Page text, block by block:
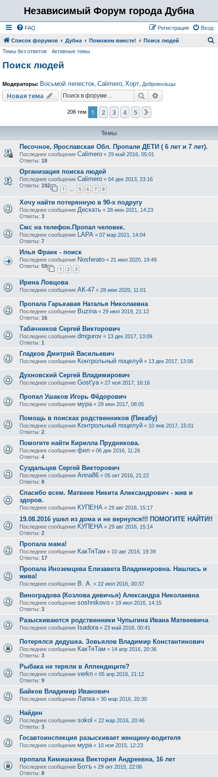
Независимый Форум города Дубна
FAQ Вход
Регистрация
Список форумов Дубна Поможем вместе! Поиск людей
Темы без ответов Активные темы
Поиск людей
Модераторы: Восьмой лепесток Calimero Хорт Добровольцы
Новая тема Поиск
206 тем 1 2 3 4 5
Темы
Песочное, Ярославская Обл. Пропали ДЕТИ ( 6 лет и 7 лет).
Последнее сообщение Calimero « 29 май 2016, 05:01
Ответы: 18
Организация поиска людей
Последнее сообщение Calimero « 04 дек 2013, 23:16
Ответы: 192
1 … 5 6 7 8
Хочу найти потерянную в 90-х подругу
Последнее сообщение Дескать « 28 июн 2021, 14:23
Ответы: 3
Смс на телефон.Пропал человек.
Последнее сообщение LAPA « 07 мар 2021, 14:04
Ответы: 7
Илья Франк - поиск
Последнее сообщение Nosferato « 21 июл 2020, 19:49
Ответы: 59
1 2 3
Ирина Ловцова
Последнее сообщение АК-47 « 28 июн 2020, 11:01
Пропала Гарькавая Наталья Николаевна
Последнее сообщение Buzina « 29 июл 2019, 21:12
Ответы: 16
Табачников Сергей Викторович
Последнее сообщение dmgurov « 13 дек 2017, 13:09
Ответы: 1
Гладков Дмитрий Васильевич
Последнее сообщение Контрольный поцелуй « 13 дек 2017, 13:06
Духновский Сергей Владимирович
Последнее сообщение Gost'ya « 27 ноя 2017, 16:16
Пропал Ушаков Игорь Фёдорович
Последнее сообщение мура « 29 июн 2017, 08:05
Помощь в поисках родственников (Пикабу)
Последнее сообщение Контрольный поцелуй « 10 янв 2017, 15:01
Ответы: 2
Помогите найти Кирилла Прудникова.
Последнее сообщение фил « 06 дек 2016, 11:26
Ответы: 4
Суздальцев Сергей Викторович
Последнее сообщение Anna86 « 05 окт 2016, 21:22
Ответы: 8
Спасибо всем. Матвеев Никита Александрович - жив и
здоров.
Последнее сообщение КУПЕНА « 29 авг 2016, 15:17
19.08.2016 ушел из дома и не вернулся!!! ПОМОГИТЕ НАЙТИ!!
Последнее сообщение КУПЕНА « 29 авг 2016, 15:14
Ответы: 2
Пропала мама!
Последнее сообщение КакТяТам « 10 авг 2016, 19:39
Ответы: 17
Пропала Иноземцева Елизавета Владимировна. Нашлась и
жива!
Последнее сообщение В. А. « 22 июл 2016, 00:37
Виноградова (Козлова девичья) Александра Николаевна
Последнее сообщение soshnikovo « 19 июл 2016, 14:15
Ответы: 3
Разыскиваются родственники Чупыгина Ивана Матвеевича
Последнее сообщение Isadora « 23 май 2016, 00:41
Потерялся дедушка. Зовьялов Владимир Константинович
Последнее сообщение КакТяТам « 14 апр 2016, 20:36
Ответы: 3
Рыбака не теряли в Аппендиците?
Последнее сообщение verkn « 05 апр 2016, 21:12
Ответы: 9
Байков Владимир Иванович
Последнее сообщение Лапка « 30 мар 2016, 20:30
Найден
Последнее сообщение sokol « 22 мар 2016, 20:46
Ответы: 3
Госавтоинспекция разыскивает женщину-водителя
Последнее сообщение мура « 10 ноя 2015, 12:23
пропала Кимишкина Виктория Андреевна, 16 лет
Последнее сообщение Ботъ « 29 окт 2015, 22:06
Ответы: 8